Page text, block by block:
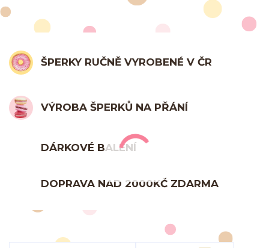
ŠPERKY RUČNĚ VYROBENÉ V ČR
VÝROBA ŠPERKŮ NA PŘÁNÍ
DÁRKOVÉ BALENÍ
DOPRAVA NAD 2000KČ ZDARMA